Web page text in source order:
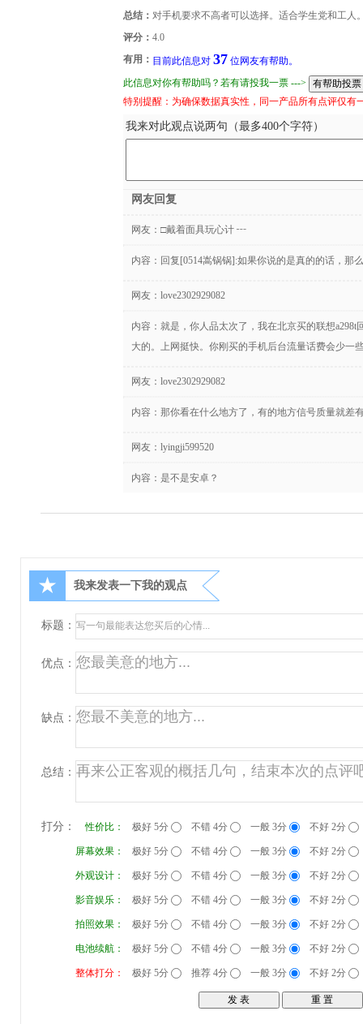
总结： 对手机要求不高者可以选择。适合学生党和工人
评分： 4.0
有用： 目前此信息对 37 位网友有帮助。
此信息对你有帮助吗？若有请投我一票 --->
特别提醒：为确保数据真实性，同一产品所有点评仅有
我来对此观点说两句（最多400个字符）
网友回复
网友： □戴着面具玩心计 ┅
内容：回复[0514嵩锅锅]:如果你说的是真的的话，那
网友： love2302929082
内容：就是，你人品太次了，我在北京买的联想
大的。上网挺快。你刚买的手机后台流量话费会少一
网友： love2302929082
内容：那你看在什么地方了，有的地方信号质量就差
网友： lyingji599520
内容：是不是安卓？
★ 我来发表一下我的观点
标题：
优点：
缺点：
总结：
打分： 性价比： 极好 5分 不错 4分 一般 3分 不好 2分
屏幕效果： 极好 5分 不错 4分 一般 3分 不好 2分
外观设计： 极好 5分 不错 4分 一般 3分 不好 2分
影音娱乐： 极好 5分 不错 4分 一般 3分 不好 2分
拍照效果： 极好 5分 不错 4分 一般 3分 不好 2分
电池续航： 极好 5分 不错 4分 一般 3分 不好 2分
整体打分： 极好 5分 推荐 4分 一般 3分 不好 2分